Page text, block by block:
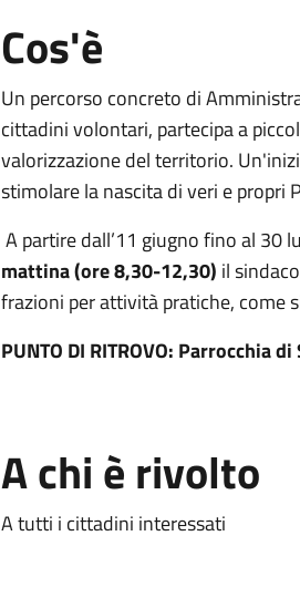
Cos'è
Un percorso concreto di
cittadini volontari, partecipa a
valorizzazione del territorio.
stimolare la nascita di veri e propri
A partire dall’11 giugnofino al 30
mattina (ore 8,30-12,30) il
frazioni per attività pratiche, come
PUNTO DI RITROVO: Parrocchia di
A chi è rivolto
A tutti i cittadini interessati